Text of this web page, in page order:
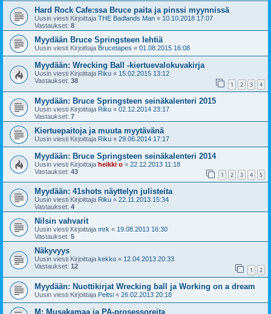
Hard Rock Cafe:ssa Bruce paita ja pinssi myynnissä
Uusin viesti Kirjoittaja THE Badlands Man « 10.10.2018 17:07
Vastaukset: 8
Myydään Bruce Springsteen lehtiä
Uusin viesti Kirjoittaja Brucetapes « 01.08.2015 16:08
Myydään: Wrecking Ball -kiertuevalokuvakirja
Uusin viesti Kirjoittaja Riku « 15.02.2015 13:12
Vastaukset: 38 1 2 3 4
Myydään: Bruce Springsteen seinäkalenteri 2015
Uusin viesti Kirjoittaja Riku « 02.12.2014 23:17
Vastaukset: 7
Kiertuepaitoja ja muuta myytävänä
Uusin viesti Kirjoittaja Riku « 29.06.2014 17:17
Myydään: Bruce Springsteen seinäkalenteri 2014
Uusin viesti Kirjoittaja heikki o « 22.12.2013 11:18
Vastaukset: 43 1 2 3 4 5
Myydään: 41shots näyttelyn julisteita
Uusin viesti Kirjoittaja Riku « 22.11.2013 15:34
Vastaukset: 4
Nilsin vahvarit
Uusin viesti Kirjoittaja mrk « 19.08.2013 16:30
Vastaukset: 5
Näkyvyys
Uusin viesti Kirjoittaja kekko « 12.04.2013 20:33
Vastaukset: 12 1 2
Myydään: Nuottikirjat Wrecking ball ja Working on a dream
Uusin viesti Kirjoittaja Peltsi « 26.02.2013 20:18
M: Musakamaa ja PA-prosessoreita